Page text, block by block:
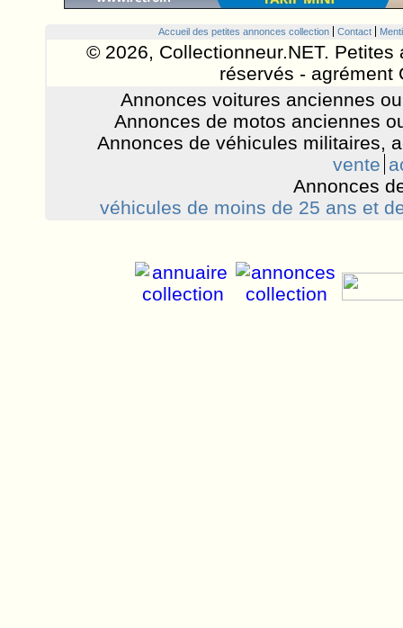
Accueil des petites annonces collection Contact
© 2026, Collectionneur.NET.
réservés - agrément
Annonces voitures anciennes
Annonces de motos anciennes
Annonces de véhicules militaires,
vente
Annonces
véhicules de moins de 25 ans et